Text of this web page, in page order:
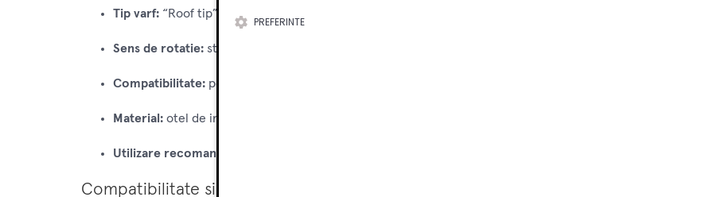
Tip varf: “Roof tip” pentru precizie si centrări exacte .
Sens de rotatie: stanga (Left-hand) .
Compatibilitate: pentru masini MINIPRESS M, MINIPRESS P si altele de banc Blum.
Material: otel de inalta rezistenta (steel hard metal) cu finisaj rosu.
Utilizare recomandată:
Compatibilitate si utilizari
PREFERINTE